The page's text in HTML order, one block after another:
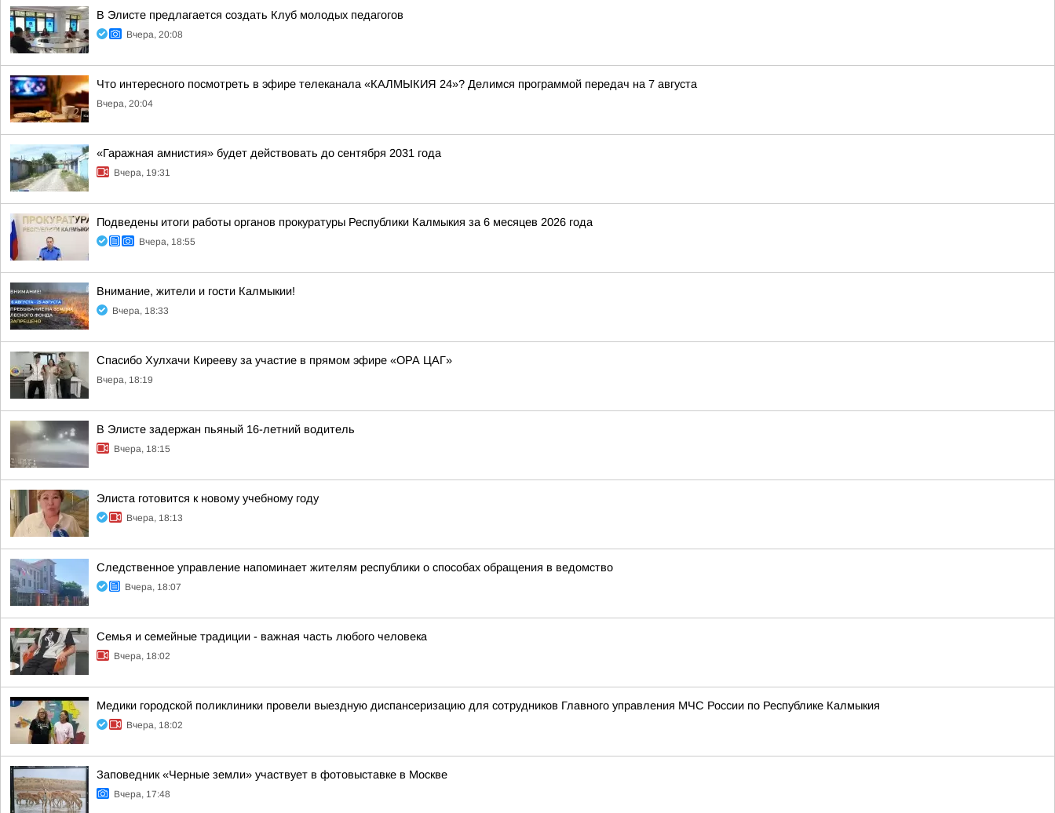
В Элисте предлагается создать Клуб молодых педагогов
Вчера, 20:08
Что интересного посмотреть в эфире телеканала «КАЛМЫКИЯ 24»? Делимся программой передач на 7 августа
Вчера, 20:04
«Гаражная амнистия» будет действовать до сентября 2031 года
Вчера, 19:31
Подведены итоги работы органов прокуратуры Республики Калмыкия за 6 месяцев 2026 года
Вчера, 18:55
Внимание, жители и гости Калмыкии!
Вчера, 18:33
Спасибо Хулхачи Кирееву за участие в прямом эфире «ОРА ЦАГ»
Вчера, 18:19
В Элисте задержан пьяный 16-летний водитель
Вчера, 18:15
Элиста готовится к новому учебному году
Вчера, 18:13
Следственное управление напоминает жителям республики о способах обращения в ведомство
Вчера, 18:07
Семья и семейные традиции - важная часть любого человека
Вчера, 18:02
Медики городской поликлиники провели выездную диспансеризацию для сотрудников Главного управления МЧС России по Республике Калмыкия
Вчера, 18:02
Заповедник «Черные земли» участвует в фотовыставке в Москве
Вчера, 17:48